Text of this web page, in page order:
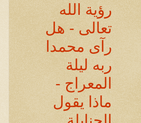
رؤية الله
تعالى - هل
رآى محمدا
ربه ليلة
المعراج -
ماذا يقول